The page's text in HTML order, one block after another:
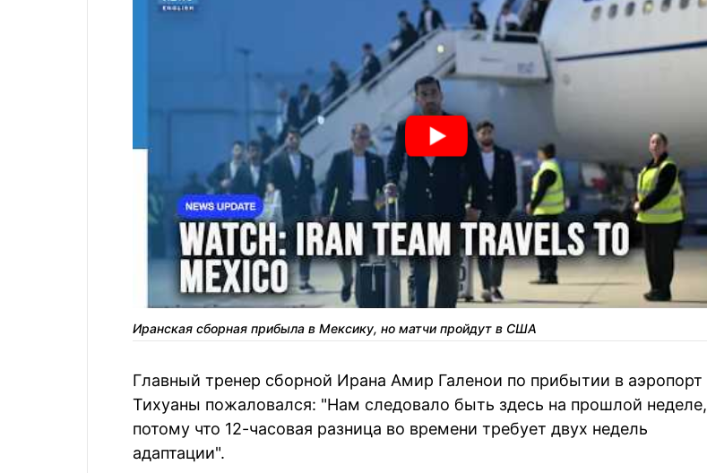
Иранская сборная прибыла в Мексику, но матчи пройдут в США
Главный тренер сборной Ирана Амир Галенои по прибытии в аэропорт
Тихуаны пожаловался: "Нам следовало быть здесь на прошлой неделе,
потому что 12-часовая разница во времени требует двух недель
адаптации".